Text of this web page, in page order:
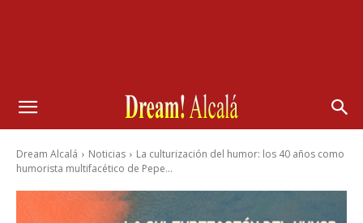
Dream Alcalá Noticias
La culturización del humor: los 40 años como
humorista multifacético de Pepe...